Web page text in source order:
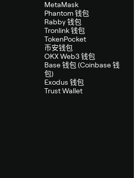
MetaMask
Phantom 钱包
Rabby 钱包
Tronlink 钱包
TokenPocket
币安钱包
OKX Web3 钱包
Base 钱包 (Coinbase 钱
包)
Exodus 钱包
Trust Wallet